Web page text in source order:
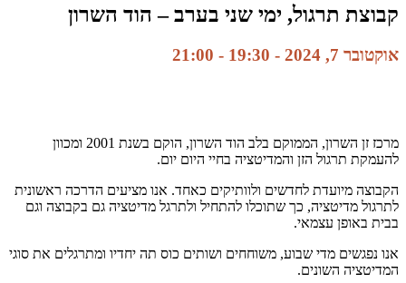
קבוצת תרגול, ימי שני בערב – הוד השרון
אוקטובר 7, 2024 - 19:30 -
21:00
מרכז זן השרון, הממוקם בלב הוד השרון, הוקם בשנת 2001 ומכוון
להעמקת תרגול הזן והמדיטציה בחיי היום יום.
הקבוצה מיועדת לחדשים ולוותיקים כאחד. אנו מציעים הדרכה ראשונית
לתרגול מדיטציה, כך שתוכלו להתחיל ולתרגל מדיטציה גם בקבוצה וגם
בבית באופן עצמאי.
אנו נפגשים מדי שבוע, משוחחים ושותים כוס תה יחדיו ומתרגלים את סוגי
המדיטציה השונים.